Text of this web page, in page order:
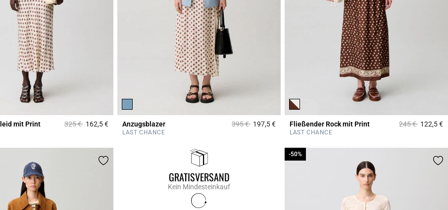
Ratingmit Print Price reduced from
325 €to162,5 €4,2 out of 5 Customer Rating
Anzugsblazer Price reduced from
395 €to197,5 €4,1 out of 5 Customer Rating
LAST CHANCE
Fließender Rock mit Print Price reduced
245 €to122,5 €
LAST CHANCE
GRATISVERSAND
Kein Mindesteinkauf
-50%
-50%